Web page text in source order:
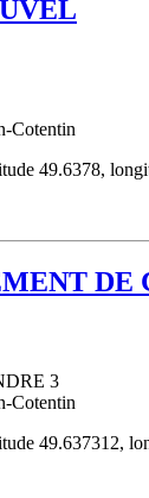
Cotentin
49.6378,
DE
3
Cotentin
49.637312,